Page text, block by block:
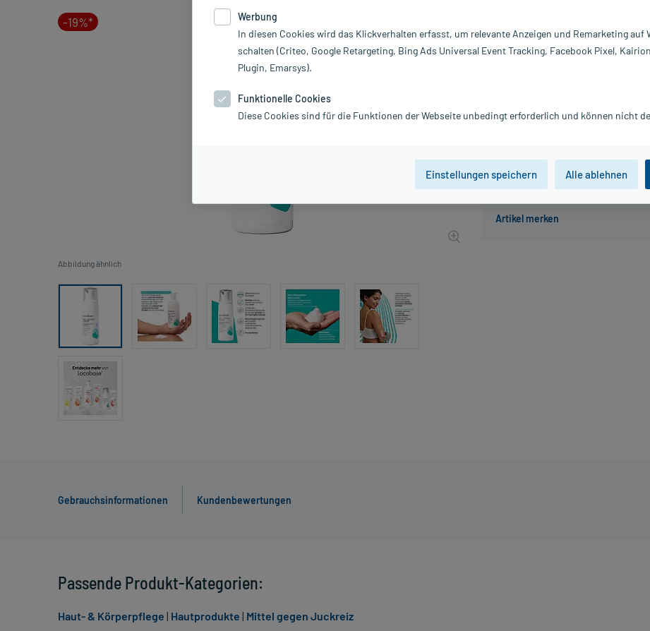
-19%*
Abbildung ähnlich
Grundpreis: 129,20 € / l
Hersteller:
Karo
Gebrauchsinformationen Kundenbewertungen
Passende Produkt-Kategorien:
Haut- & Körperpflege | Hautprodukte | Mittel gegen Juckreiz
Werbung
In diesen Cookies wird das Klickverhalten erfasst, um relevante Anzeigen und Remarketing auf
schalten (Criteo, Google Retargeting, Bing Ads Universal Event Tracking, Facebook Pixel,
Plugin, Emarsys).
Funktionelle Cookies
Diese Cookies sind für die Funktionen der Webseite unbedingt erforderlich und können nicht
Einstellungen speichern Alle ablehnen